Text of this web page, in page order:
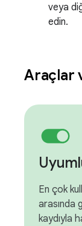
veya
edin.
Araçlar
En çok
arasında
kaydıyla